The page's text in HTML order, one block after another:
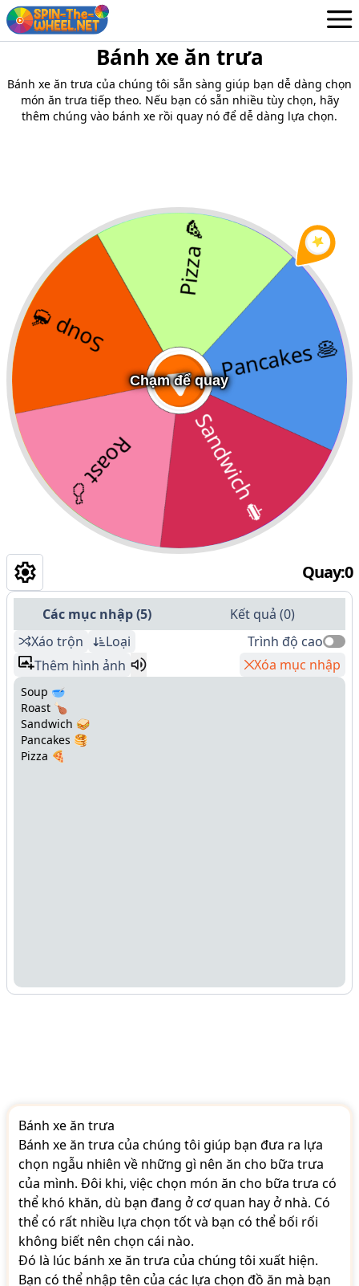
Đăng nhập / Đăng ký
Bánh xe ăn trưa
Bánh xe ăn trưa của chúng tôi sẵn sàng giúp bạn dễ dàng chọn
món ăn trưa tiếp theo. Nếu bạn có sẵn nhiều tùy chọn, hãy
thêm chúng vào bánh xe rồi quay nó để dễ dàng lựa chọn.
Chạm để quay
0
:
Quay
Các mục nhập(5) Kết quả (0)
Xáo trộn
Loại
Trình độ cao
Thêm hình ảnh
Xóa mục nhập
Soup 🥣
Roast 🍗
Sandwich 🥪
Pancakes 🥞
Pizza 🍕
Bánh xe ăn trưa
Bánh xe ăn trưa của chúng tôi giúp bạn đưa ra lựa
chọn ngẫu nhiên về những gì nên ăn cho bữa trưa
của mình. Đôi khi, việc chọn món ăn cho bữa trưa có
thể khó khăn, dù bạn đang ở cơ quan hay ở nhà. Có
thể có rất nhiều lựa chọn tốt và bạn có thể bối rối
không biết nên chọn cái nào.
Đó là lúc bánh xe ăn trưa của chúng tôi xuất hiện.
Bạn có thể nhập tên của các lựa chọn đồ ăn mà bạn